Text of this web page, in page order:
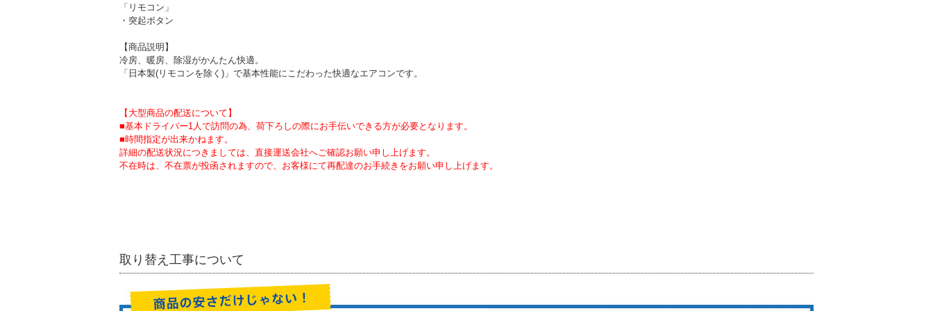
「リモコン」
・突起ボタン
【商品説明】
冷房、暖房、除湿がかんたん快適。
「日本製(リモコンを除く)」で基本性能にこだわった快適なエアコンです。
【大型商品の配送について】
■基本ドライバー1人で訪問の為、荷下ろしの際にお手伝いできる方が必要となります。
■時間指定が出来かねます。
詳細の配送状況につきましては、直接運送会社へご確認お願い申し上げます。
不在時は、不在票が投函されますので、お客様にて再配達のお手続きをお願い申し上げます。
取り替え工事について